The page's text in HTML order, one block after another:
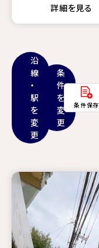
詳細を見る
沿
線
・
駅
を
変
更
条
件
を
変
更
条件保存